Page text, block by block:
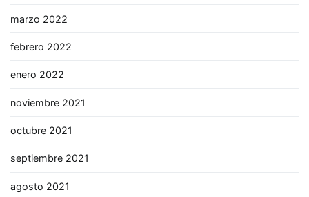
marzo 2022
febrero 2022
enero 2022
noviembre 2021
octubre 2021
septiembre 2021
agosto 2021